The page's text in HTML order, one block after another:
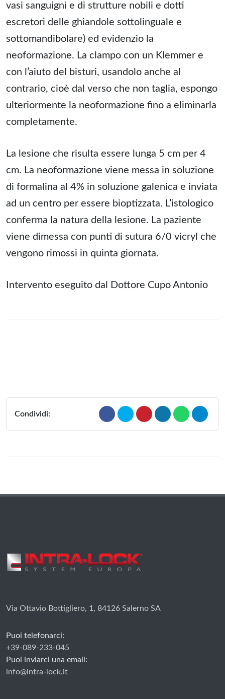
vasi sanguigni e di strutture nobili e dotti
escretori delle ghiandole sottolinguale e
sottomandibolare) ed evidenzio la
neoformazione. La clampo con un Klemmer e
con l’aiuto del bisturi, usandolo anche al
contrario, cioè dal verso che non taglia, espongo
ulteriormente la neoformazione fino a eliminarla
completamente.
La lesione che risulta essere lunga 5 cm per 4
cm. La neoformazione viene messa in soluzione
di formalina al 4% in soluzione galenica e inviata
ad un centro per essere bioptizzata. L’istologico
conferma la natura della lesione. La paziente
viene dimessa con punti di sutura 6/0 vicryl che
vengono rimossi in quinta giornata.
Intervento eseguito dal Dottore Cupo Antonio
Condividi:
Via Ottavio Bottigliero, 1, 84126 Salerno SA
Puoi telefonarci:
+39-089-233-045
Puoi inviarci una email:
info@intra-lock.it